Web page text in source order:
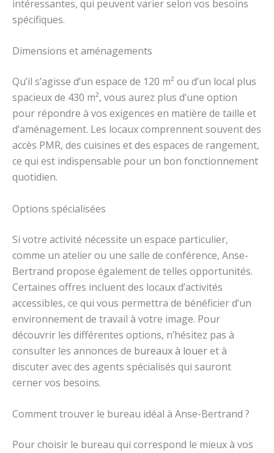
intéressantes, qui peuvent varier selon vos besoins
spécifiques.
Dimensions et aménagements
Qu’il s’agisse d’un espace de 120 m² ou d’un local plus
spacieux de 430 m², vous aurez plus d’une option
pour répondre à vos exigences en matière de taille et
d’aménagement. Les locaux comprennent souvent des
accès PMR, des cuisines et des espaces de rangement,
ce qui est indispensable pour un bon fonctionnement
quotidien.
Options spécialisées
Si votre activité nécessite un espace particulier,
comme un atelier ou une salle de conférence, Anse-
Bertrand propose également de telles opportunités.
Certaines offres incluent des locaux d’activités
accessibles, ce qui vous permettra de bénéficier d’un
environnement de travail à votre image. Pour
découvrir les différentes options, n’hésitez pas à
consulter les annonces de bureaux à loueret à
discuter avec des agents spécialisés qui sauront
cerner vos besoins.
Comment trouver le bureau idéal à Anse-Bertrand ?
Pour choisir le bureau qui correspond le mieux à vos